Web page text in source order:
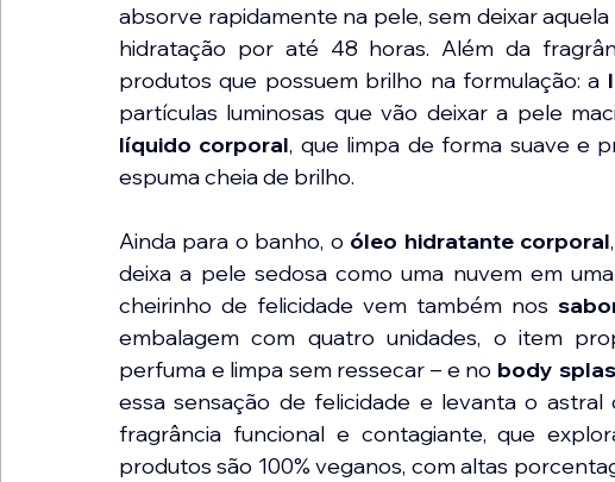
absorve rapidamente na pele, sem deixar
hidratação por até 48 horas. Além da
produtos que possuem brilho na formulação: a
partículas luminosas que vão deixar a pele
líquido corporal, que limpa de forma suave e
espuma cheia de brilho.
Ainda para o banho, o óleo hidratante corporal
deixa a pele sedosa como uma nuvem em
cheirinho de felicidade vem também nos
embalagem com quatro unidades, o item
perfuma e limpa sem ressecar – e no body
essa sensação de felicidade e levanta o
fragrância funcional e contagiante, que
produtos são 100% veganos, com altas